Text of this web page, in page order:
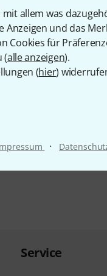
allem was
Anzeigen und das
Cookies für
(alle anzeigen).
(hier)
·
dem Erhalt von E-Mail-
jederzeit möglich. Weitere
Service